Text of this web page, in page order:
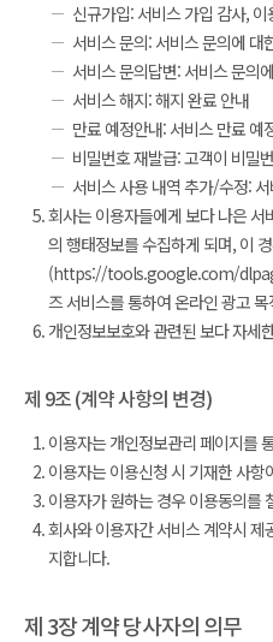
신규가입: 서비스 가입 감사,
서비스 문의: 서비스 문의에 대
서비스 문의답변: 서비스 문의
서비스 해지: 해지 완료 안내
만료 예정안내: 서비스 만료
비밀번호 재발급: 고객이 비밀
서비스 사용 내역 추가/수정:
회사는 이용자들에게 보다 나은
의 행태정보를 수집하게 되며, 이
(https://tools.google.com/
즈 서비스를 통하여 온라인 광고
개인정보보호와 관련된 보다 자세
제 9조 (계약 사항의 변경)
이용자는 개인정보관리 페이지를
이용자는 이용신청 시 기재한 사
이용자가 원하는 경우 이용동의를
회사와 이용자간 서비스 계약시
지합니다.
제 3장 계약 당사자의 의무